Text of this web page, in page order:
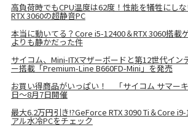
高負荷時でもCPU温度は62度！性能を犠牲にし
RTX 3060の超静音PC
本当に動いてる？Core i5-12400＆RTX 3060搭載
よりも静かだった件
サイコム、Mini-ITXマザーボードと第12世代イン
ー搭載「Premium-Line B660FD-Mini」を発売
お買い得商品がいっぱい！ 「サイコム サマー
日～8月7日開催
最大6.2万円引き!?GeForce RTX 3090 Ti＆Core
アル水冷PCをチェック